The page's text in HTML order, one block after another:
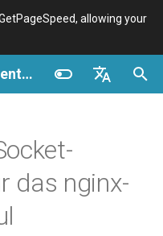
allowing your
NGINX Extras Documentation
Español
Português (Brasil)
Deutsch
Variables
Examples
Troubleshooting
Directives
Examples
Troubleshooting
Get started
Production operations
Filter reference
Cache
cPanel EA4 - Proxy Cache
das nginx-